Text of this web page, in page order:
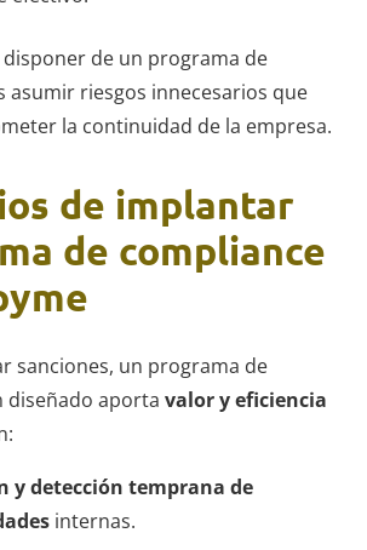
de un programa de
asumir riesgos innecesarios que
la continuidad de la empresa.
de implantar
de compliance
sanciones, un programa de
diseñado aporta valor y eficiencia
y detección temprana de
internas.